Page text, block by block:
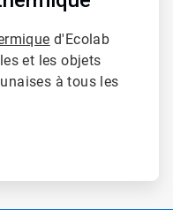
d'Ecolab
et les objets
à tous les